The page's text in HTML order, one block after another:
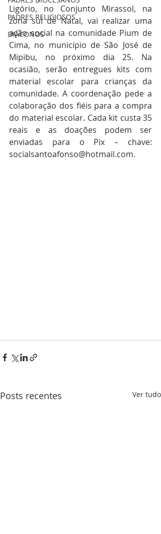
PADRES RELIGIOSOS
DIÁCONOS
Ligório, no Conjunto Mirassol, na
zona sul de Natal, vai realizar uma
ação social na comunidade Pium de
Cima, no município de São José de
Mipibu, no próximo dia 25. Na
ocasião, serão entregues kits com
material escolar para crianças da
comunidade. A coordenação pede a
colaboração dos fiéis para a compra
do material escolar. Cada kit custa 35
reais e as doações podem ser
enviadas para o Pix – chave:
socialsantoafonso@hotmail.com.
Posts recentes Ver tudo